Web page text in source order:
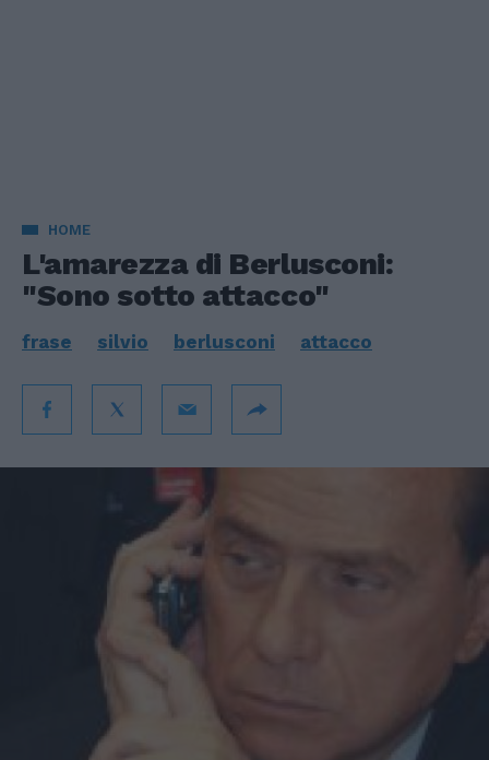
HOME
L'amarezza di Berlusconi:
"Sono sotto attacco"
frase silvio berlusconi attacco